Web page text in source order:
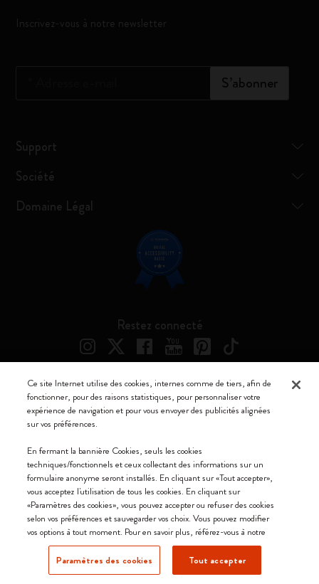
Inscrivez-vous à notre newsletter
S’abonner
Support
Société
Domaine Légal
Restez connecté
Suisse (français)
Nous acceptons
Moleskine ® est une marque enregistrée de Moleskine Srl a socio unico
Moleskine srl a socio unico - Via Bergognone, 34 – 20144 Milano -
Soc. €2.181.513,42
Ce site Internet utilise des cookies, internes comme de tiers, afin de
fonctionner, pour des raisons statistiques, pour personnaliser votre
expérience de navigation et pour vous envoyer des publicités alignées
sur vos préférences.
En fermant la bannière Cookies, seuls les cookies
techniques/fonctionnels et ceux collectant des informations sur un
formulaire anonyme seront installés. En cliquant sur «Tout accepter»,
vous acceptez l'utilisation de tous les cookies. En cliquant sur
«Paramètres des cookies», vous pouvez accepter ou refuser des cookies
selon vos préférences et sauvegarder vos choix. Vous pouvez modifier
vos options à tout moment. Pour en savoir plus, référez-vous à notre
Paramètres des cookies Tout accepter